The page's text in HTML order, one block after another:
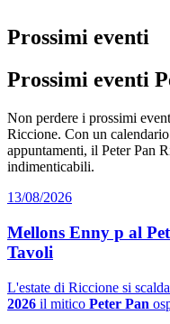
Prossimi eventi
Prossimi eventi
Non perdere i prossimi
Riccione. Con un
appuntamenti, il Peter Pan
indimenticabili.
13/08/2026
Mellons Enny p al
Tavoli
L'estate di Riccione si
2026 il mitico Peter Pan